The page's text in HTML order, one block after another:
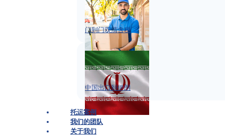
门到门双清含税
中国出口到伊朗
托运案例
我们的团队
关于我们